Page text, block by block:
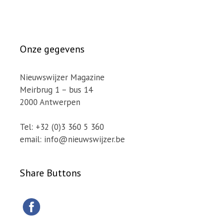
Onze gegevens
Nieuwswijzer Magazine
Meirbrug 1 – bus 14
2000 Antwerpen
Tel: +32 (0)3 360 5 360
email: info@nieuwswijzer.be
Share Buttons